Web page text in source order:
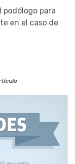
podólogo para
en el caso de